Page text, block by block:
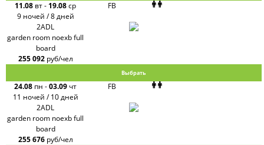
11.08 вт- 19.08ср
9 ночей / 8 дней
FB
2ADL
garden room noexb full
board
255 092 руб/чел
Выбрать
24.08 пн -03.09 чт
11 ночей / 10 дней
FB
2ADL
garden room noexb full
board
255 676 руб/чел